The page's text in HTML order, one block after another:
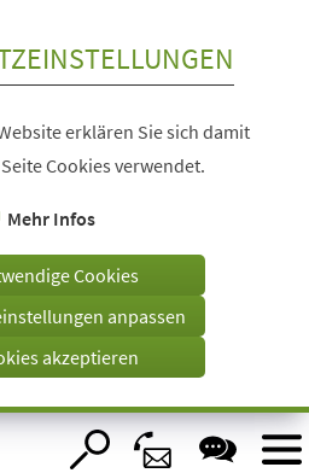
erklären Sie sich damit
Cookies verwendet.
Mehr Infos
Cookies
anpassen
akzeptieren